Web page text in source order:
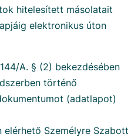
hitelesített másolatait
elektronikus úton
A. § (2) bekezdésében
történő
(adatlapot)
elérhető Személyre Szabott